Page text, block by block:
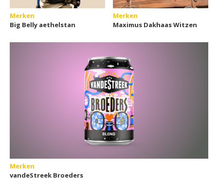
Merken
Big Belly aethelstan
Merken
Maximus Dakhaas Witzen
Merken
vandeStreek Broeders